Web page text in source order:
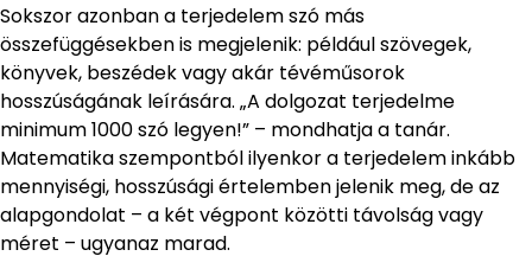
Sokszor azonban a terjedelem szó más
összefüggésekben is megjelenik: például szövegek,
könyvek, beszédek vagy akár tévéműsorok
hosszúságának leírására. „A dolgozat terjedelme
minimum 1000 szó legyen!” – mondhatja a tanár.
Matematika szempontból ilyenkor a terjedelem inkább
mennyiségi, hosszúsági értelemben jelenik meg, de az
alapgondolat – a két végpont közötti távolság vagy
méret – ugyanaz marad.